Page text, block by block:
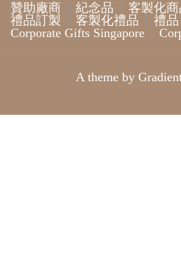
贊助廠商 紀念品 客製化商
禮品訂製
客製化禮品
禮品
Corporate Gifts Singapore
A theme by